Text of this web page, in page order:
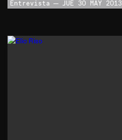
Entrevista JUE 30 MAY 2013